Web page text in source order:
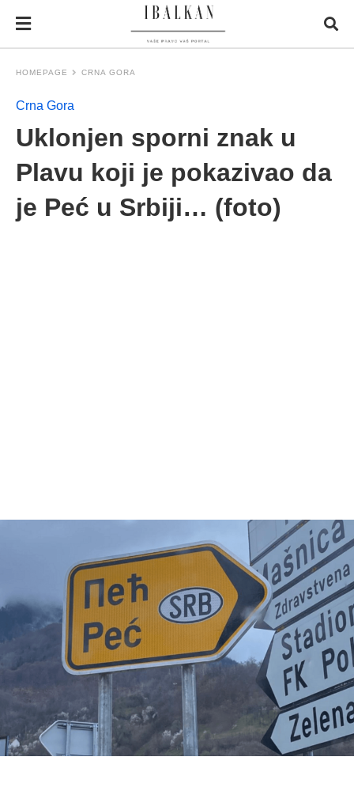
HOMEPAGE CRNA GORA
Crna Gora
Uklonjen sporni znak u
Plavu koji je pokazivao da
je Peć u Srbiji… (foto)